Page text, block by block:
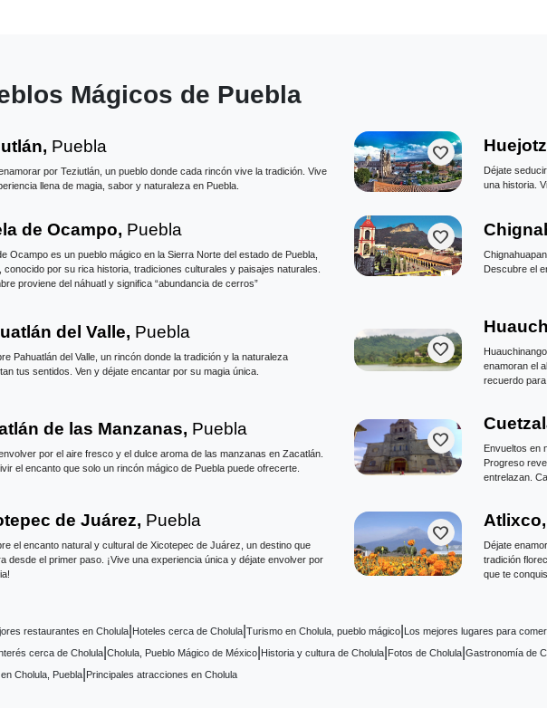
Mágicos de Puebla
Puebla
por Teziutlán, un pueblo donde cada rincón vive la tradición. Vive
llena de magia, sabor y naturaleza en Puebla.
favorite
Déjate
una historia.
de Ocampo, Puebla
Ocampo es un pueblo mágico en la Sierra Norte del estado de Puebla,
conocido por su rica historia, tradiciones culturales y paisajes naturales.
proviene del náhuatl y significa “abundancia de cerros”
favorite
Descubre el
del Valle, Puebla
Pahuatlán del Valle, un rincón donde la tradición y la naturaleza
tus sentidos. Ven y déjate encantar por su magia única.
favorite
enamoran el
recuerdo para
de las Manzanas, Puebla
por el aire fresco y el dulce aroma de las manzanas en Zacatlán.
el encanto que solo un rincón mágico de Puebla puede ofrecerte.
favorite
Envueltos en
Progreso
entrelazan.
de Juárez, Puebla
el encanto natural y cultural de Xicotepec de Juárez, un destino que
desde el primer paso. ¡Vive una experiencia única y déjate envolver por
favorite
Atlixco,
Déjate
tradición
que te
restaurantes en Cholula Hoteles cerca de Cholula Turismo en Cholula, pueblo mágico Los mejores lugares para
cerca de Cholula Cholula, Pueblo Mágico de México Historia y cultura de Cholula Fotos de Cholula Gastronomía de
Cholula, Puebla Principales atracciones en Cholula